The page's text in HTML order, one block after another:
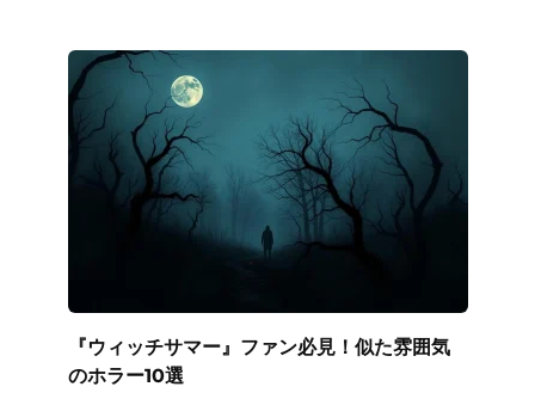
『ウィッチサマー』ファン必見！似た雰囲気
のホラー10選